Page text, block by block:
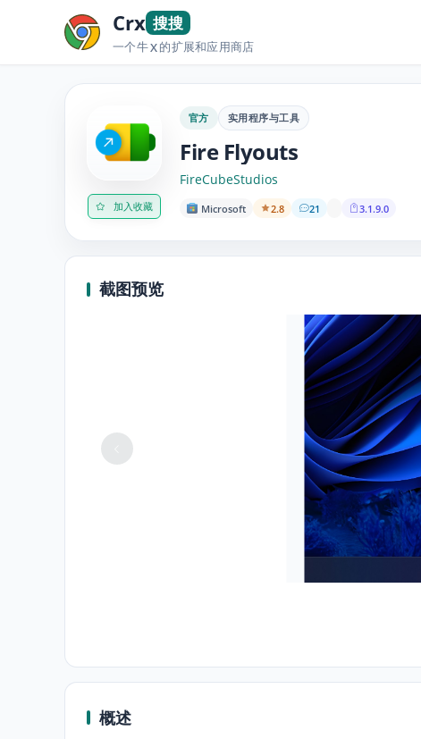
Crx 搜搜
一个牛X的扩展和应用商店
加入收藏
官方 实用程序与工具
Fire Flyouts
FireCubeStudios
Microsoft 2.8 21 3.1.9.0
截图预览
概述